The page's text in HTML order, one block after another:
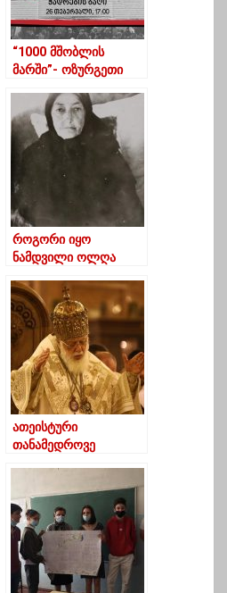
“1000 მშობლის
მარში”- ოზურგეთი
როგორი იყო
ნამდვილი ოლღა
ათეისტური
თანამედროვე
შესაქმნელად
ემზადება- ილია
მეორე